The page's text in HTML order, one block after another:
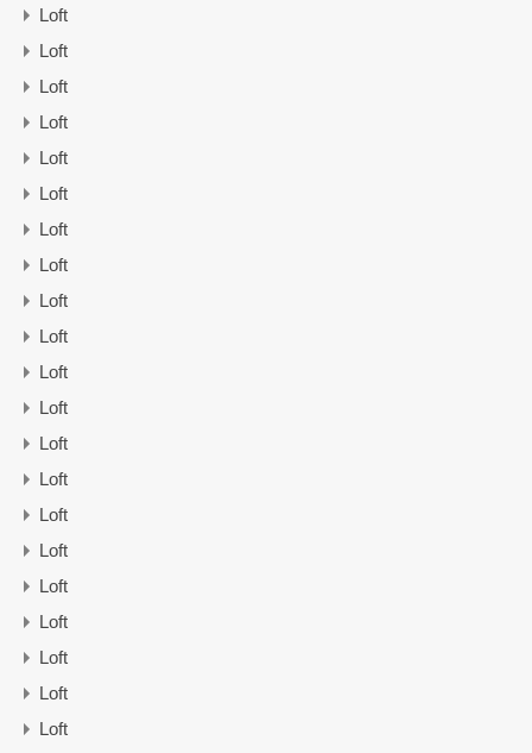
Loft
Loft
Loft
Loft
Loft
Loft
Loft
Loft
Loft
Loft
Loft
Loft
Loft
Loft
Loft
Loft
Loft
Loft
Loft
Loft
Loft